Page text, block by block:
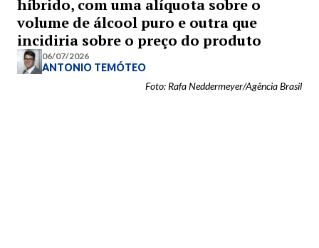
híbrido, com uma alíquota sobre o
volume de álcool puro e outra que
incidiria sobre o preço do produto
06/07/2026
ANTONIO TEMÓTEO
Foto: Rafa Neddermeyer/Agência Brasil